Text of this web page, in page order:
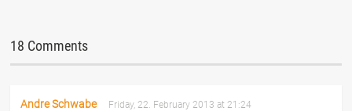
18 Comments
Andre Schwabe Friday, 22. February 2013 at 21:24